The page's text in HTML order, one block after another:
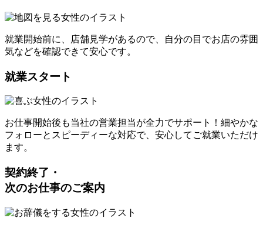
就業開始前に、店舗見学があるので、自分の目でお店の雰囲
気などを確認できて安心です。
就業スタート
お仕事開始後も当社の営業担当が全力でサポート！細やかな
フォローとスピーディーな対応で、安心してご就業いただけ
ます。
契約終了・
次のお仕事のご案内